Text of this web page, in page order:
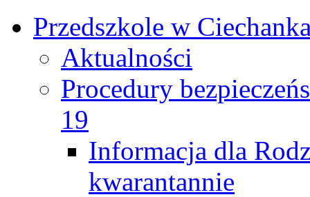
Przedszkole w
Aktualności
Procedury
19
Informacja dla
kwarantannie